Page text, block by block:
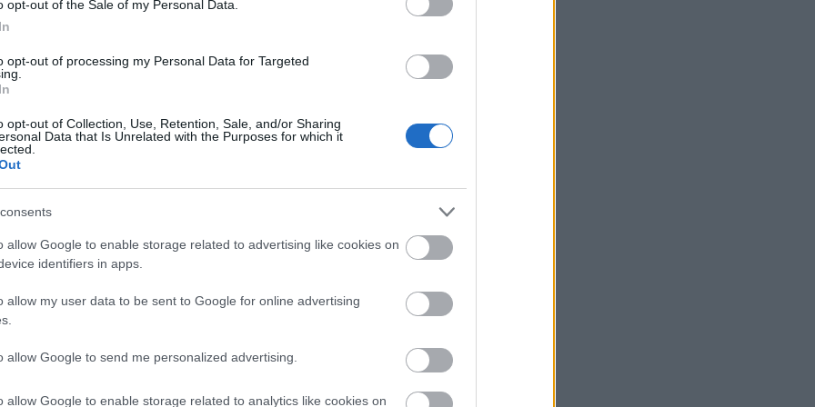
opt-out of the Sale of my Personal Data.
opt-out of processing my Personal Data for Targeted
opt-out of Collection, Use, Retention, Sale, and/or Sharing
Data that Is Unrelated with the Purposes for which it
allow Google to enable storage related to advertising like cookies on
identifiers in apps.
allow my user data to be sent to Google for online advertising
allow Google to send me personalized advertising.
allow Google to enable storage related to analytics like cookies on
έχει επίσης ανακοινώσει προς το κοινό
συμμετάσχει στην αύξηση μετοχικού
ποσοστού συμμετοχής 33,4%
μετά την ολοκλήρωση της
και μάθετε πρώτοι όλες τιςειδήσειςαπό την
Περού: Δεκατρείς νεκροί και τέσσερις
Υεμένη: Οι Χούθι ανακοίνωσαν ότι
Καρτάλης: Η Ευρώπη θερμαίνεται
ταχύτερα από άλλες ηπείρους
τίποτα και να επαναλάβει το
Ιράν: Η Τεχεράνη θέτει όρους για
Στενών του Ορμούζ
τουρισμός
Το κομμάτι πύραυλου που